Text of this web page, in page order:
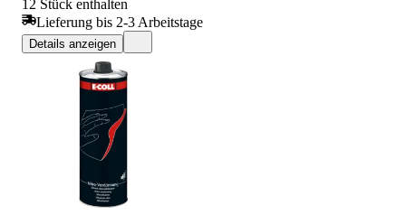
12 Stück enthalten
Lieferung bis 2-3 Arbeitstage
Details anzeigen